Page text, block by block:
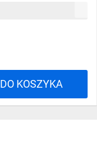
DO KOSZYKA